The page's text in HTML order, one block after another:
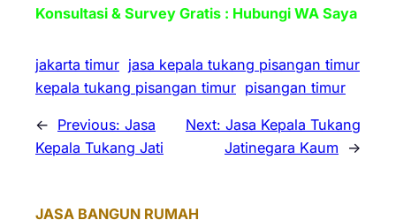
Konsultasi & Survey Gratis : Hubungi WA Saya
jakarta timur jasa kepala tukang pisangan timur
kepala tukang pisangan timur pisangan timur
← Previous: Jasa
Kepala Tukang Jati
Next: Jasa Kepala Tukang
Jatinegara Kaum
→
JASA BANGUN RUMAH